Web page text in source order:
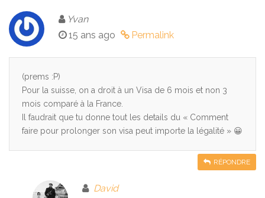
Yvan
15 ans ago
Permalink
(prems :P)
Pour la suisse, on a droit à un Visa de 6 mois et non 3
mois comparé à la France.
Il faudrait que tu donne tout les details du « Comment
faire pour prolonger son visa peut importe la légalité » 😀
RÉPONDRE
David